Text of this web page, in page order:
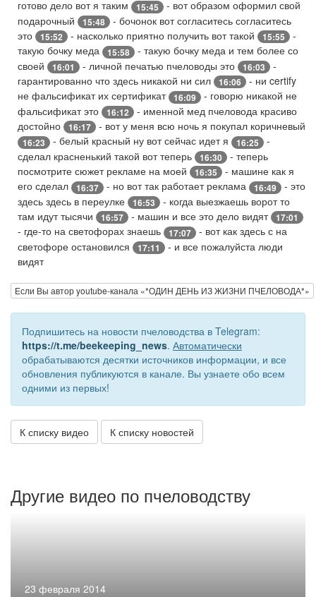
готово дело вот я таким 15:45
- вот образом оформил свой
подарочный
15:48
- бочонок вот согласитесь согласитесь
это
15:52 - насколько приятно получить вот такой 15:55
-
такую бочку меда
15:58
- такую бочку меда и тем более со
своей
16:01 - личной печатью пчеловоды это 16:03
-
гарантированно что здесь никакой ни сил
16:06
- ни certify
не фальсификат их сертификат 16:09
- говорю никакой не
фальсификат это
16:12
- именной мед пчеловода красиво
достойно
16:17 - вот у меня всю ночь я покупал коричневый
16:23 - белый красный ну вот сейчас идет я 16:25
-
сделал красненький такой вот теперь
16:30
- теперь
посмотрите сюжет рекламе на моей
16:35
- машине как я
его сделал
16:37 - но вот так работает реклама 16:49
- это
здесь здесь в переулке
16:53
- когда выезжаешь ворот то
там идут тысячи
16:57 - машин и все это дело видят 17:01
- где-то на светофорах знаешь 17:07
- вот как здесь с на
светофоре остановился
17:11
- и все пожалуйста люди
видят
Если Вы автор youtube-канала «*ОДИН ДЕНЬ ИЗ ЖИЗНИ ПЧЕЛОВОДА*»
Подпишитесь на новости пчеловодства в Telegram:
https://t.me/beekeeping_news. Автоматически
обрабатываются десятки источников информации, и все
обновления публикуются в канале. Вы узнаете обо всем
одними из первых!
К списку видео К списку новостей
Другие видео по пчеловодству
23 февраля 2014